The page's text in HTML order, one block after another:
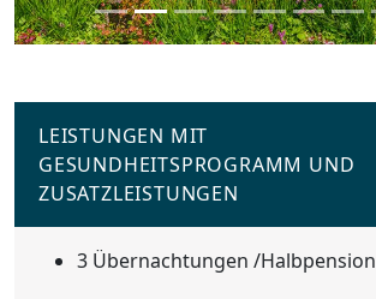
LEISTUNGEN MIT
GESUNDHEITSPROGRAMM UND
ZUSATZLEISTUNGEN
3 Übernachtungen /Halbpension